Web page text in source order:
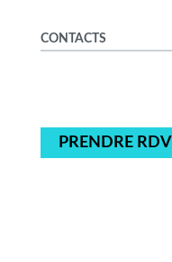
CONTACTS
PRENDRE RDV